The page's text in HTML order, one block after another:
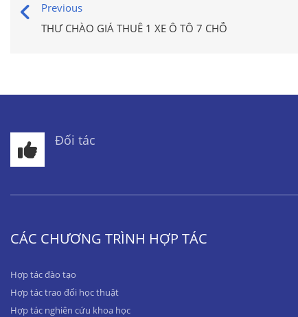
Previous
THƯ CHÀO GIÁ THUÊ 1 XE Ô TÔ 7 CHỖ
Đối tác
CÁC CHƯƠNG TRÌNH HỢP TÁC
Hợp tác đào tạo
Hợp tác trao đổi học thuật
Hợp tác nghiên cứu khoa học